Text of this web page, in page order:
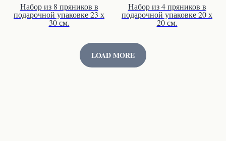
Набор из 8 пряников в
подарочной упаковке 23 х
30 см.
Набор из 4 пряников в
подарочной упаковке 20 х
20 см.
LOAD MORE